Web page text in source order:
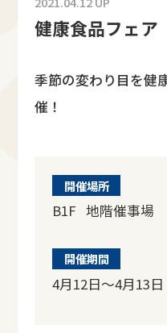
健康食品フェア
季節の変わり目を健
催！
開催場所
B1F 地階催事場
開催期間
4月12日～4月13日